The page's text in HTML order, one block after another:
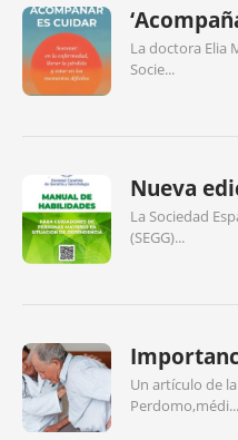
La doctora Elia
Socie...
Nueva
La Sociedad
(SEGG)...
Un artículo de
Perdomo,médi...